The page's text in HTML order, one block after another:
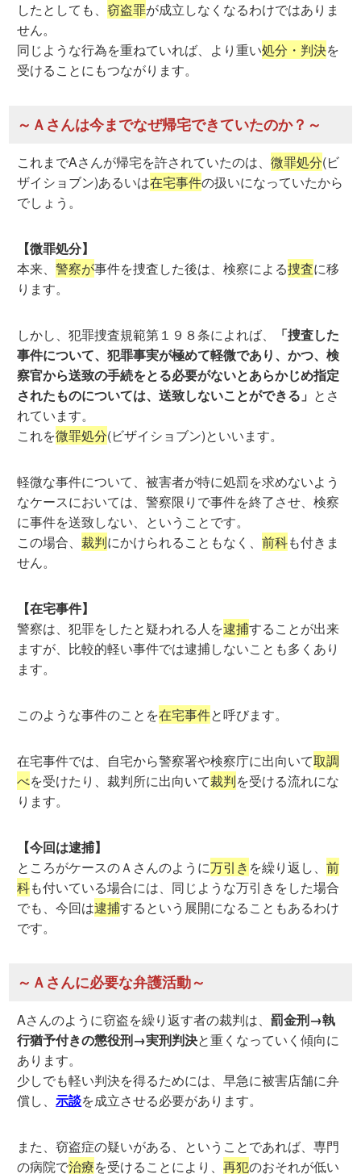
したとしても、窃盗罪が成立しなくなるわけではありま
せん。
同じような行為を重ねていれば、より重い処分・判決を
受けることにもつながります。
～Ａさんは今までなぜ帰宅できていたのか？～
これまでAさんが帰宅を許されていたのは、微罪処分(ビ
ザイショブン)あるいは在宅事件の扱いになっていたから
でしょう。
【微罪処分】
本来、警察が事件を捜査した後は、検察による捜査に移
ります。
しかし、犯罪捜査規範第１９８条によれば、
「捜査した
事件について、犯罪事実が極めて軽微であり、かつ、検
察官から送致の手続をとる必要がないとあらかじめ指定
されたものについては、送致しないことができる」 とさ
れています。
これを微罪処分(ビザイショブン)といいます。
軽微な事件について、被害者が特に処罰を求めないよう
なケースにおいては、警察限りで事件を終了させ、検察
に事件を送致しない、ということです。
この場合、裁判にかけられることもなく、前科も付きま
せん。
【在宅事件】
警察は、犯罪をしたと疑われる人を逮捕することが出来
ますが、比較的軽い事件では逮捕しないことも多くあり
ます。
このような事件のことを在宅事件と呼びます。
在宅事件では、自宅から警察署や検察庁に出向いて取調
べを受けたり、裁判所に出向いて裁判を受ける流れにな
ります。
【今回は逮捕】
ところがケースのＡさんのように万引き を繰り返し、前
科も付いている場合には、同じような万引きをした場合
でも、今回は逮捕するという展開になることもあるわけ
です。
～Ａさんに必要な弁護活動～
Aさんのように窃盗を繰り返す者の裁判は、罰金刑→執
行猶予付きの懲役刑→実刑判決と重くなっていく傾向に
あります。
少しでも軽い判決を得るためには、早急に被害店舗に弁
償し、示談を成立させる必要があります。
また、窃盗症の疑いがある、ということであれば、専門
の病院で治療を受けることにより、再犯のおそれが低い